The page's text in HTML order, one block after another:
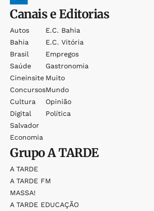
Canais e Editorias
Autos
Bahia
Brasil
Saúde
Cineinsite
Concursos
Cultura
Digital
Salvador
Economia
E.c. Bahia
E.c. Vitória
Empregos
Gastronomia
Muito
Mundo
Opinião
Política
GrupoA TARDE
A TARDE
A TARDE FM
MASSA!
A TARDE EDUCAÇÃO